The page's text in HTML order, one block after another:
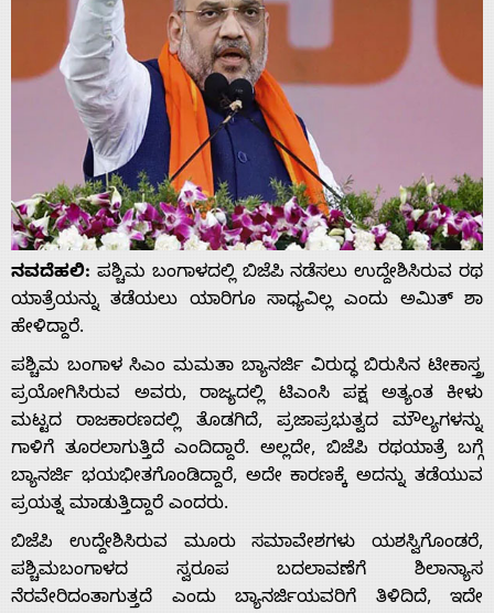
Home
ನವದೆಹಲಿ: ಪಶ್ಚಿಮ ಬಂಗಾಳದಲ್ಲಿ ಬಿಜೆಪಿ ನಡೆಸಲು ಉದ್ದೇಶಿಸಿರುವ ರಥ
ಯಾತ್ರೆಯನ್ನು ತಡೆಯಲು ಯಾರಿಗೂ ಸಾಧ್ಯವಿಲ್ಲ ಎಂದು ಅಮಿತ್ ಶಾ
ಹೇಳಿದ್ದಾರೆ.
ಪಶ್ಚಿಮ ಬಂಗಾಳ ಸಿಎಂ ಮಮತಾ ಬ್ಯಾನರ್ಜಿ ವಿರುದ್ಧ ಬಿರುಸಿನ ಟೀಕಾಸ್ತ್ರ
ಪ್ರಯೋಗಿಸಿರುವ ಅವರು, ರಾಜ್ಯದಲ್ಲಿ ಟಿಎಂಸಿ ಪಕ್ಷ ಅತ್ಯಂತ ಕೀಳು
ಮಟ್ಟದ ರಾಜಕಾರಣದಲ್ಲಿ ತೊಡಗಿದೆ, ಪ್ರಜಾಪ್ರಭುತ್ವದ ಮೌಲ್ಯಗಳನ್ನು
ಗಾಳಿಗೆ ತೂರಲಾಗುತ್ತಿದೆ ಎಂದಿದ್ದಾರೆ. ಅಲ್ಲದೇ, ಬಿಜೆಪಿ ರಥಯಾತ್ರೆ ಬಗ್ಗೆ
ಬ್ಯಾನರ್ಜಿ ಭಯಭೀತಗೊಂಡಿದ್ದಾರೆ, ಅದೇ ಕಾರಣಕ್ಕೆ ಅದನ್ನು ತಡೆಯುವ
ಪ್ರಯತ್ನ ಮಾಡುತ್ತಿದ್ದಾರೆ ಎಂದರು.
ಬಿಜೆಪಿ ಉದ್ದೇಶಿಸಿರುವ ಮೂರು ಸಮಾವೇಶಗಳು ಯಶಸ್ವಿಗೊಂಡರೆ,
ಪಶ್ಚಿಮಬಂಗಾಳದ ಸ್ವರೂಪ ಬದಲಾವಣೆಗೆ ಶಿಲಾನ್ಯಾಸ
ನೆರವೇರಿದಂತಾಗುತ್ತದೆ ಎಂದು ಬ್ಯಾನರ್ಜಿಯವರಿಗೆ ತಿಳಿದಿದೆ, ಇದೇ